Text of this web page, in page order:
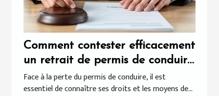
Comment contester efficacement
un retrait de permis de conduire
?
Face à la perte du permis de conduire, il est
essentiel de connaître ses droits et les moyens de...